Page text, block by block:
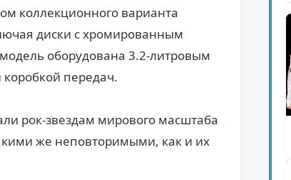
коллекционного варианта
диски с хромированным
оборудована 3.2-литровым
передач.
рок-звездам мирового масштаба
же неповторимыми, как и их